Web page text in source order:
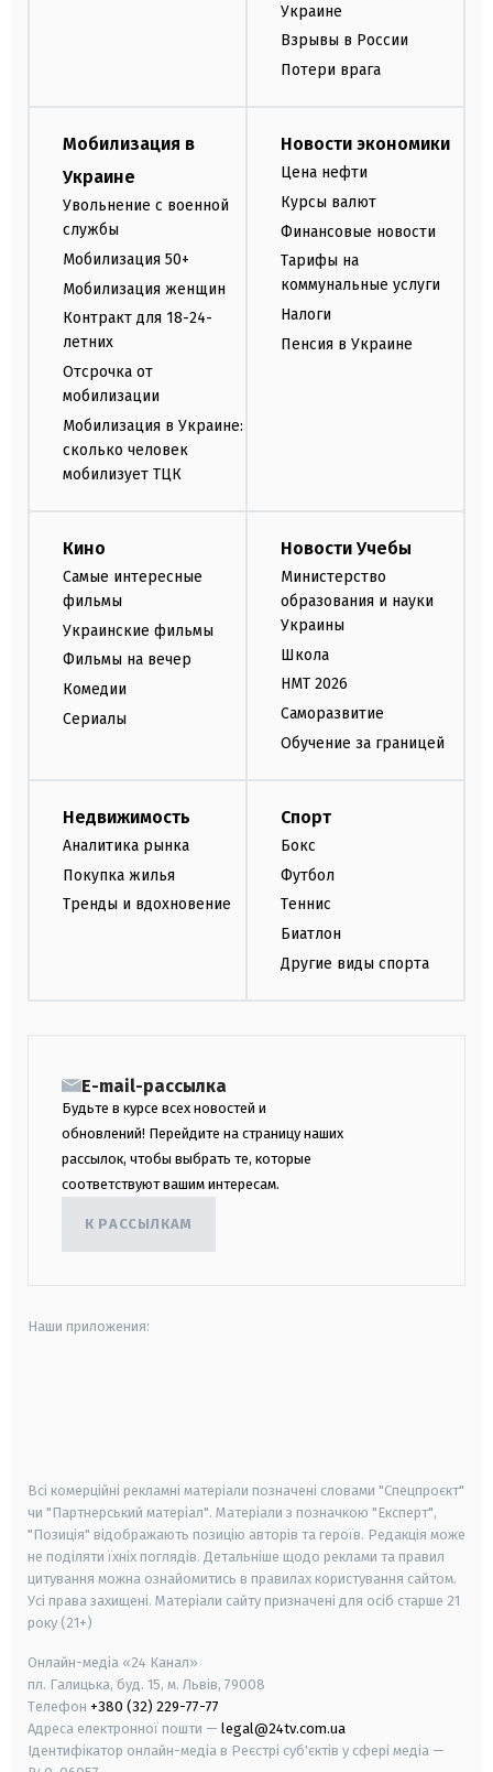
Украине
Взрывы в России
Потери врага
Мобилизация в
Украине
Увольнение с военной
службы
Мобилизация 50+
Мобилизация женщин
Контракт для 18-24-
летних
Отсрочка от
мобилизации
Мобилизация в Украине:
сколько человек
мобилизует ТЦК
Новости экономики
Цена нефти
Курсы валют
Финансовые новости
Тарифы на
коммунальные услуги
Налоги
Пенсия в Украине
Кино
Самые интересные
фильмы
Украинские фильмы
Фильмы на вечер
Комедии
Сериалы
Новости Учебы
Министерство
образования и науки
Украины
Школа
НМТ 2026
Саморазвитие
Обучение за границей
Недвижимость
Аналитика рынка
Покупка жилья
Тренды и вдохновение
Спорт
Бокс
Футбол
Теннис
Биатлон
Другие виды спорта
E-mail-рассылка
Будьте в курсе всех новостей и
обновлений! Перейдите на страницу наших
рассылок, чтобы выбрать те, которые
соответствуют вашим интересам.
К РАССЫЛКАМ
Наши приложения:
Всі комерційні рекламні матеріали позначені словами "Спецпроєкт"
чи "Партнерський матеріал". Матеріали з позначкою "Експерт",
"Позиція" відображають позицію авторів та героїв. Редакція може
не поділяти їхніх поглядів. Детальніше щодо реклами та правил
цитування можна ознайомитись в правилах користування сайтом.
Усі права захищені. Матеріали сайту призначені для осіб старше 21
року (21+)
Онлайн-медіа «24 Канал»
пл. Галицька, буд. 15, м. Львів, 79008
Телефон +380 (32) 229-77-77
Адреса електронної пошти — legal@24tv.com.ua
Ідентифікатор онлайн-медіа в Реєстрі суб'єктів у сфері медіа —